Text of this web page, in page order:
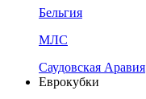
Бельгия
МЛС
Саудовская Аравия
Еврокубки